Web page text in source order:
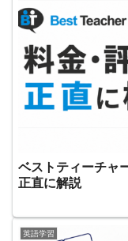
ベストティーチャ
正直に解説
英語学習